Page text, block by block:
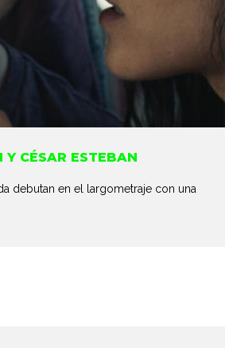
Y CÉSAR ESTEBAN
debutan en el largometraje con una